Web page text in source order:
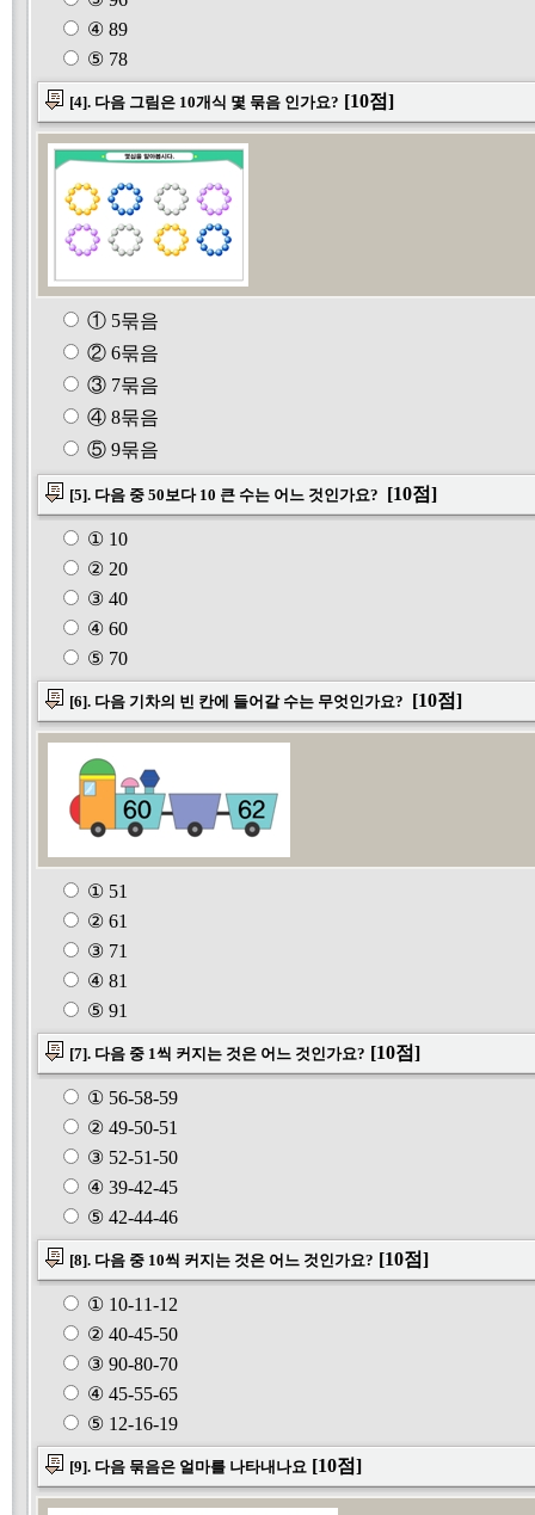
④ 89
⑤ 78
[4]. 다음 그림은 10개식 몇 묶음 인가요? [10점]
① 5묶음
② 6묶음
③ 7묶음
④ 8묶음
⑤ 9묶음
[5]. 다음 중 50보다 10 큰 수는 어느 것인가요? [10점]
① 10
② 20
③ 40
④ 60
⑤ 70
[6]. 다음 기차의 빈 칸에 들어갈 수는 무엇인가요? [10점]
① 51
② 61
③ 71
④ 81
⑤ 91
[7]. 다음 중 1씩 커지는 것은 어느 것인가요? [10점]
① 56-58-59
② 49-50-51
③ 52-51-50
④ 39-42-45
⑤ 42-44-46
[8]. 다음 중 10씩 커지는 것은 어느 것인가요? [10점]
① 10-11-12
② 40-45-50
③ 90-80-70
④ 45-55-65
⑤ 12-16-19
[9]. 다음 묶음은 얼마를 나타내나요 [10점]